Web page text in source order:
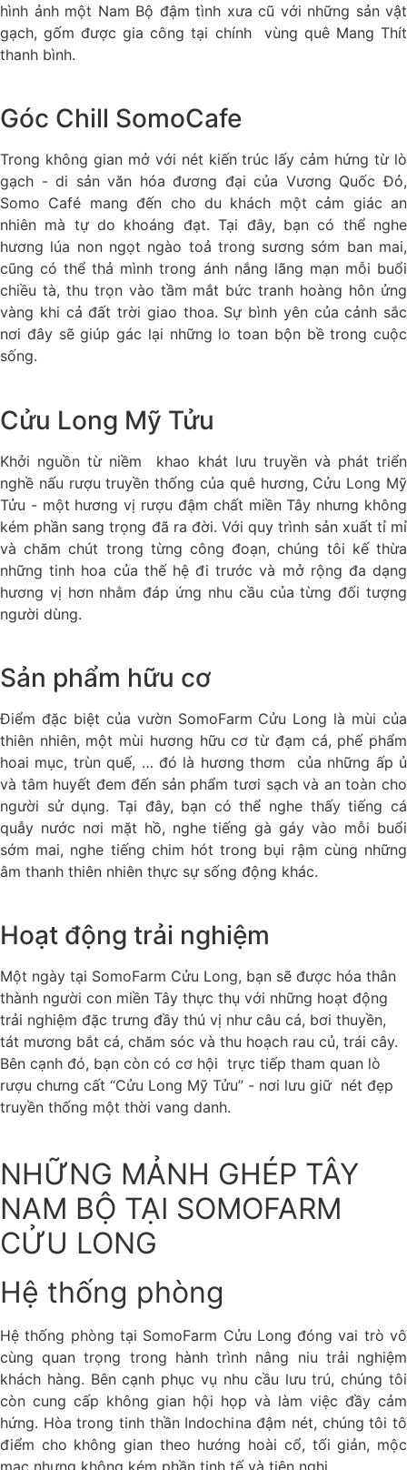
hình ảnh một Nam Bộ đậm tình xưa cũ với những sản vật
gạch, gốm được gia công tại chính vùng quê Mang Thít
thanh bình.
Góc Chill SomoCafe
Trong không gian mở với nét kiến trúc lấy cảm hứng từ lò
gạch - di sản văn hóa đương đại của Vương Quốc Đỏ,
Somo Café mang đến cho du khách một cảm giác an
nhiên mà tự do khoáng đạt. Tại đây, bạn có thể nghe
hương lúa non ngọt ngào toả trong sương sớm ban mai,
cũng có thể thả mình trong ánh nắng lãng mạn mỗi buổi
chiều tà, thu trọn vào tầm mắt bức tranh hoàng hôn ửng
vàng khi cả đất trời giao thoa. Sự bình yên của cảnh sắc
nơi đây sẽ giúp gác lại những lo toan bộn bề trong cuộc
sống.
Cửu Long Mỹ Tửu
Khởi nguồn từ niềm khao khát lưu truyền và phát triển
nghề nấu rượu truyền thống của quê hương, Cửu Long Mỹ
Tửu - một hương vị rượu đậm chất miền Tây nhưng không
kém phần sang trọng đã ra đời. Với quy trình sản xuất tỉ mỉ
và chăm chút trong từng công đoạn, chúng tôi kế thừa
những tinh hoa của thế hệ đi trước và mở rộng đa dạng
hương vị hơn nhằm đáp ứng nhu cầu của từng đối tượng
người dùng.
Sản phẩm hữu cơ
Điểm đặc biệt của vườn SomoFarm Cửu Long là mùi của
thiên nhiên, một mùi hương hữu cơ từ đạm cá, phế phẩm
hoai mục, trùn quế, … đó là hương thơm của những ấp ủ
và tâm huyết đem đến sản phẩm tươi sạch và an toàn cho
người sử dụng. Tại đây, bạn có thể nghe thấy tiếng cá
quẫy nước nơi mặt hồ, nghe tiếng gà gáy vào mỗi buổi
sớm mai, nghe tiếng chim hót trong bụi rậm cùng những
âm thanh thiên nhiên thực sự sống động khác.
Hoạt động trải nghiệm
Một ngày tại SomoFarm Cửu Long, bạn sẽ được hóa thân
thành người con miền Tây thực thụ với những hoạt động
trải nghiệm đặc trưng đầy thú vị như câu cá, bơi thuyền,
tát mương bắt cá, chăm sóc và thu hoạch rau củ, trái cây.
Bên cạnh đó, bạn còn có cơ hội trực tiếp tham quan lò
rượu chưng cất “Cửu Long Mỹ Tửu” - nơi lưu giữ nét đẹp
truyền thống một thời vang danh.
NHỮNG MẢNH GHÉP TÂY
NAM BỘ TẠI SOMOFARM
CỬU LONG
Hệ thống phòng
Hệ thống phòng tại SomoFarm Cửu Long đóng vai trò vô
cùng quan trọng trong hành trình nâng niu trải nghiệm
khách hàng. Bên cạnh phục vụ nhu cầu lưu trú, chúng tôi
còn cung cấp không gian hội họp và làm việc đầy cảm
hứng. Hòa trong tinh thần Indochina đậm nét, chúng tôi tô
điểm cho không gian theo hướng hoài cổ, tối giản, mộc
mạc nhưng không kém phần tinh tế và tiện nghi.